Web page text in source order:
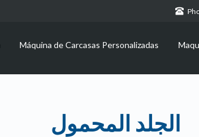
Máquina de Carcasas Personalizadas
الجلد المحمول